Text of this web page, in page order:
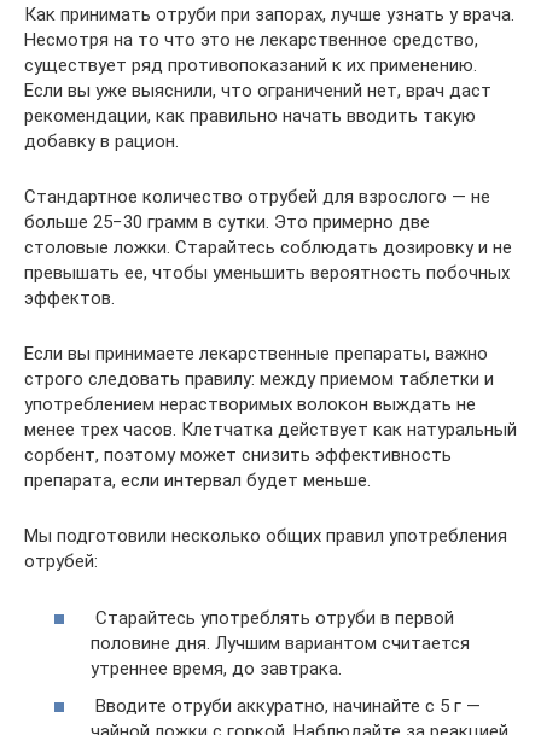
Как принимать отруби при запорах, лучше узнать у врача.
Несмотря на то что это не лекарственное средство,
существует ряд противопоказаний к их применению.
Если вы уже выяснили, что ограничений нет, врач даст
рекомендации, как правильно начать вводить такую
добавку в рацион.
Стандартное количество отрубей для взрослого — не
больше 25−30 грамм в сутки. Это примерно две
столовые ложки. Старайтесь соблюдать дозировку и не
превышать ее, чтобы уменьшить вероятность побочных
эффектов.
Если вы принимаете лекарственные препараты, важно
строго следовать правилу: между приемом таблетки и
употреблением нерастворимых волокон выждать не
менее трех часов. Клетчатка действует как натуральный
сорбент, поэтому может снизить эффективность
препарата, если интервал будет меньше.
Мы подготовили несколько общих правил употребления
отрубей:
Старайтесь употреблять отруби в первой
половине дня. Лучшим вариантом считается
утреннее время, до завтрака.
Вводите отруби аккуратно, начинайте с 5 г —